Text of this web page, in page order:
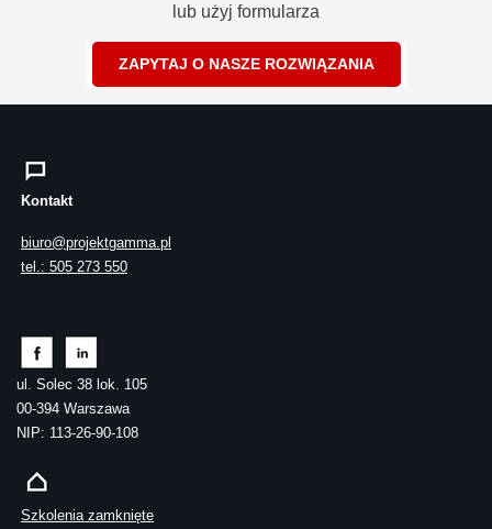
lub użyj formularza
ZAPYTAJ O NASZE ROZWIĄZANIA
Kontakt
biuro@projektgamma.pl
tel.: 505 273 550
ul. Solec 38 lok. 105
00-394 Warszawa
NIP: 113-26-90-108
Szkolenia zamknięte